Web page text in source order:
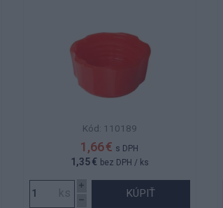
Kód: 110189
1,66 € s DPH
1,35 € bez DPH / ks
KÚPIŤ